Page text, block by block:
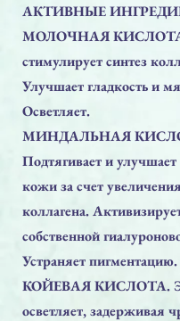
АКТИВНЫЕ
МОЛОЧНАЯ КИСЛОТА.
стимулирует синтез
Улучшает гладкость и
Осветляет.
МИНДАЛЬНАЯ
Подтягивает и улучшает
кожи за счет
коллагена.
собственной
Устраняет пигментацию.
КОЙЕВАЯ КИСЛОТА.
осветляет, задерживая